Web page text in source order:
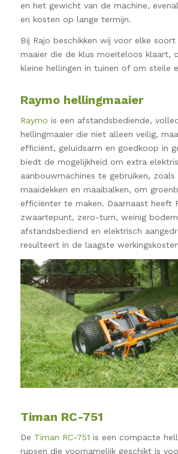
en het gewicht van de machine,
en kosten op lange termijn.
Bij Rajo beschikken wij voor elke
maaier die de klus moeiteloos klaart,
kleine hellingen in tuinen of om steile
Raymo hellingmaaier
Raymo is een afstandsbediende,
hellingmaaier die niet alleen veilig,
efficiënt, geluidsarm en goedkoop in
biedt de mogelijkheid om extra
aanbouwmachines te gebruiken, zoals
maaidekken en maaibalken, om
efficiënter te maken. Daarnaast heeft
zwaartepunt, zero-turn, weinig
afstandsbediend en elektrisch
resulteert in de laagste
Timan RC-751
De Timan RC-751 is een compacte
rupsen die voornamelijk geschikt is